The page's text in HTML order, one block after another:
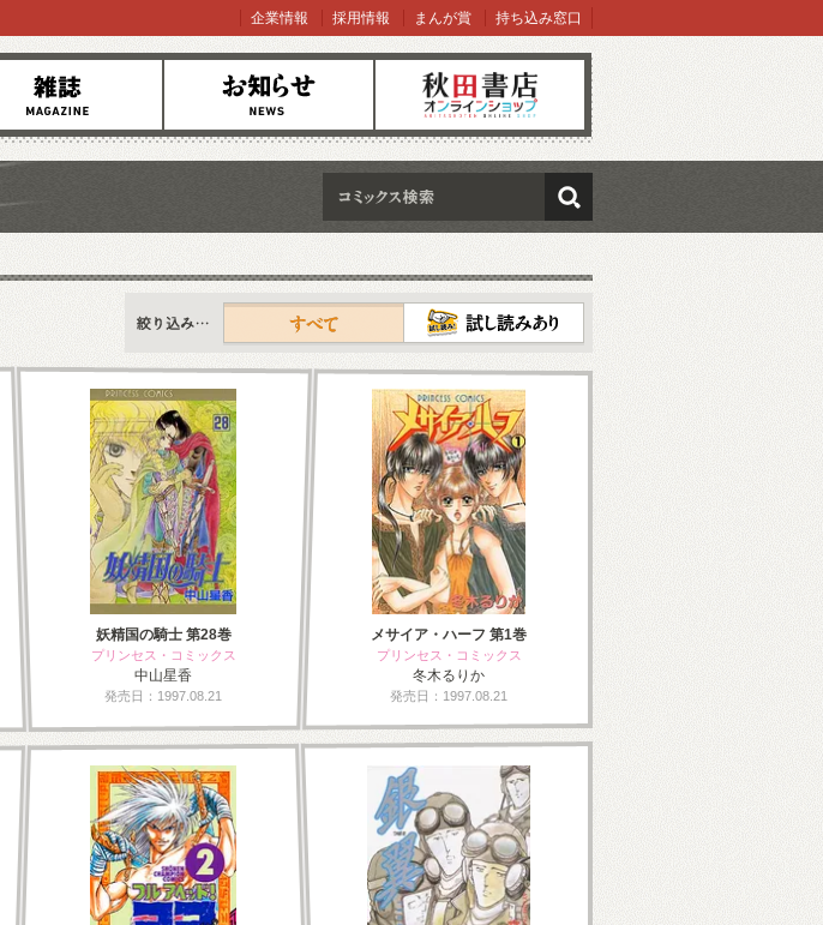
お知らせ オンラインショップ
企業情報 採用情報 まんが賞 持ち込み窓口
検索
すべて
妖精国の騎士 第28巻
プリンセス・コミックス
中山星香
発売日：1997.08.21
メサイア・ハーフ 第1巻
プリンセス・コミックス
冬木るりか
発売日：1997.08.21